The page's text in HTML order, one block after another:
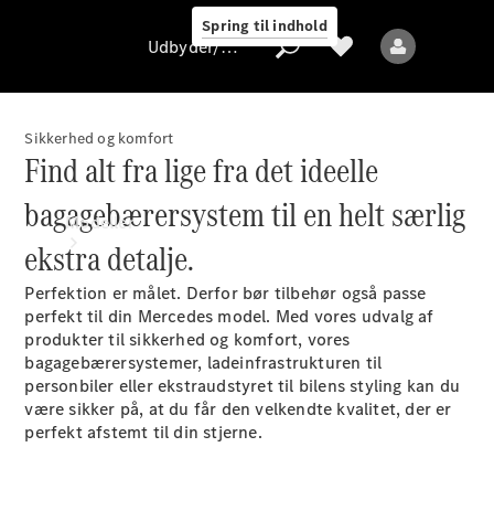
Spring til indhold
Udbyder/databeskyttelse
Modeller
Alle modeller
Nye modeller
Udbyder/databeskyttelse
Sikkerhed og komfort
Find alt fra lige fra det ideelle
bagagebærersystem til en helt særlig
ekstra detalje.
Perfektion er målet. Derfor bør tilbehør også passe
perfekt til din Mercedes model. Med vores udvalg af
produkter til sikkerhed og komfort, vores
bagagebærersystemer, ladeinfrastrukturen til
personbiler eller ekstraudstyret til bilens styling kan du
være sikker på, at du får den velkendte kvalitet, der er
perfekt afstemt til din stjerne.